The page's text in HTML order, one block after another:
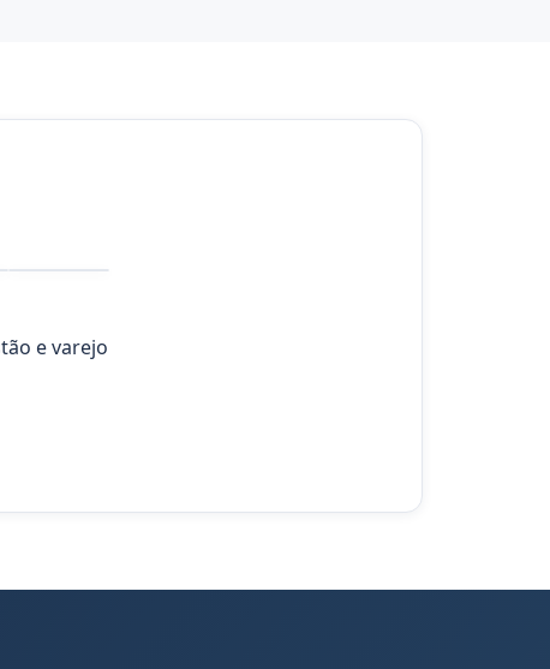
e varejo